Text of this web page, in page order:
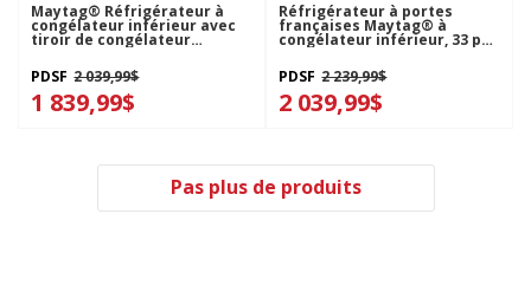
Maytag® Réfrigérateur à
congélateur inférieur avec
tiroir de congélateur
coulissant -30 pi cu
MBB1957FEW
PDSF 2 039,99$
1 839,99$
Réfrigérateur à portes
françaises Maytag® à
congélateur inférieur, 33 po,
22 pi3 MBF2258FEZ
PDSF 2 239,99$
2 039,99$
Pas plus de produits